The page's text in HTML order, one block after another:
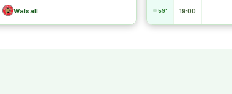
Walsall 59' 19:00